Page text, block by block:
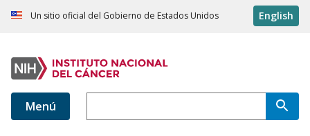
Un sitio oficial del Gobierno de Estados Unidos English
Menú